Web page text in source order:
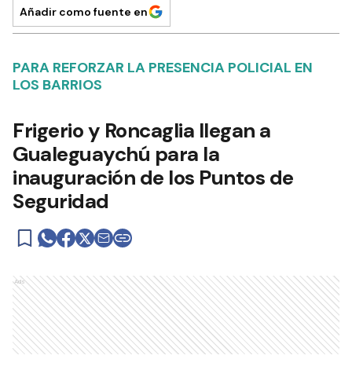
Añadir como fuente en
PARA REFORZAR LA PRESENCIA POLICIAL EN
LOS BARRIOS
Frigerio y Roncaglia llegan a
Gualeguaychú para la
inauguración de los Puntos de
Seguridad
Ads